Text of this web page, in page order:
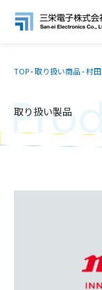
TOP-取り扱い商品-村
取り扱い製品